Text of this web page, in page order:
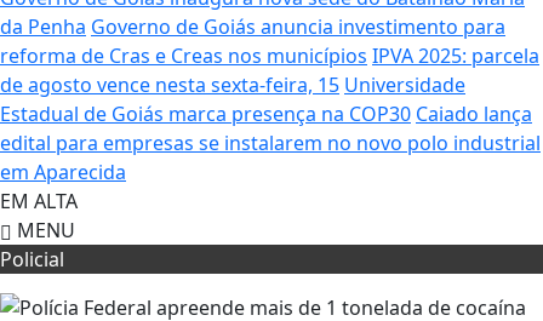
da Penha Governo de Goiás anuncia investimento para
reforma de Cras e Creas nos municípios IPVA 2025: parcela
de agosto vence nesta sexta-feira, 15 Universidade
Estadual de Goiás marca presença na COP30 Caiado lança
edital para empresas se instalarem no novo polo industrial
em Aparecida
EM ALTA
MENU
Policial